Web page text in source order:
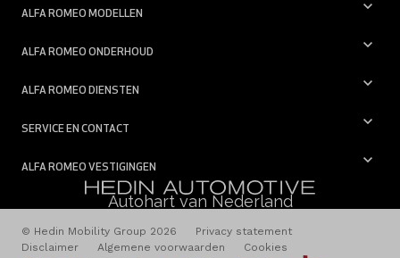
ALFA ROMEO MODELLEN
ALFA ROMEO ONDERHOUD
ALFA ROMEO DIENSTEN
SERVICE EN CONTACT
ALFA ROMEO VESTIGINGEN
Autohart van Nederland
© Hedin Mobility Group 2026
Privacy statement
Disclaimer
Algemene voorwaarden Cookies